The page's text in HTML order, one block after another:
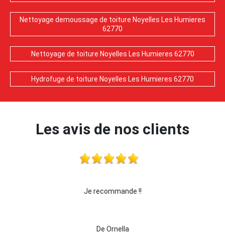
Nettoyage demoussage de toiture Noyelles Les Humieres
62770
Nettoyage de toiture Noyelles Les Humieres 62770
Hydrofuge de toiture Noyelles Les Humieres 62770
Les avis de nos clients
je recommande cette entreprise les yeux fermés !!!
De killian62